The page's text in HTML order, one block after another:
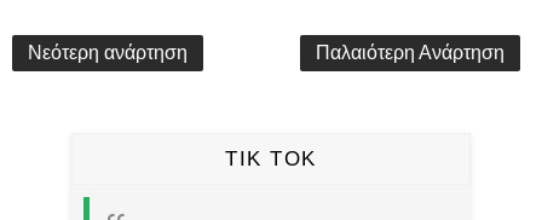
Νεότερη ανάρτηση Παλαιότερη Ανάρτηση
TIK TOK